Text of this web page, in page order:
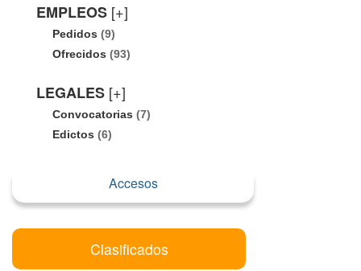
EMPLEOS [+]
Pedidos (9)
Ofrecidos (93)
LEGALES [+]
Convocatorias (7)
Edictos (6)
Accesos
Clasificados